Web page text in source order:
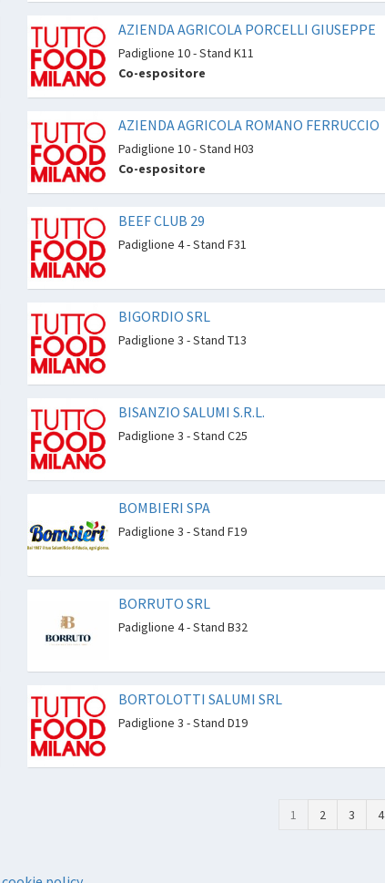
AZIENDA AGRICOLA PORCELLI GIUSEPPE
Padiglione 10 - Stand K11
Co-espositore
AZIENDA AGRICOLA ROMANO FERRUCCIO
Padiglione 10 - Stand H03
Co-espositore
BEEF CLUB 29
Padiglione 4 - Stand F31
BIGORDIO SRL
Padiglione 3 - Stand T13
BISANZIO SALUMI S.R.L.
Padiglione 3 - Stand C25
BOMBIERI SPA
Padiglione 3 - Stand F19
BORRUTO SRL
Padiglione 4 - Stand B32
BORTOLOTTI SALUMI SRL
Padiglione 3 - Stand D19
1 2 3 4